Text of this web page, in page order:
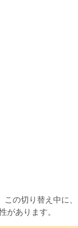
の切り替え中に、
あります。